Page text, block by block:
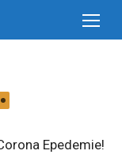
Epedemie!